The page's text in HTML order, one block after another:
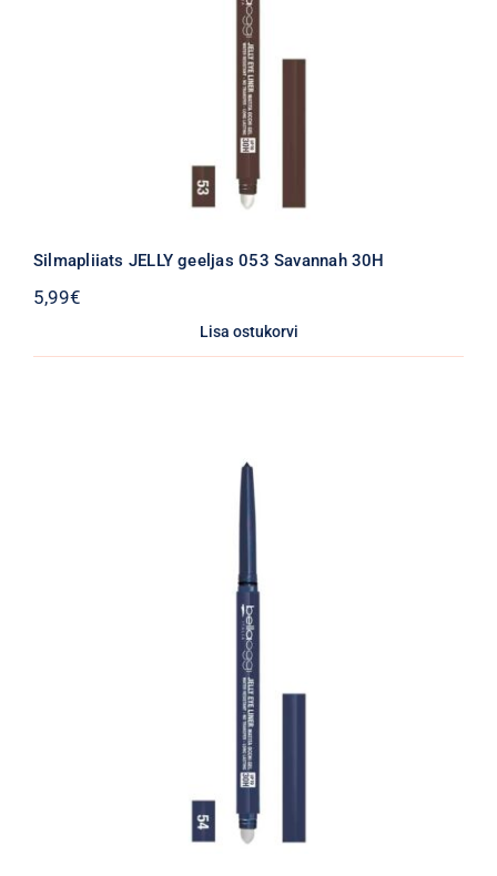
Silmapliiats JELLY geeljas 053 Savannah 30H
5,99€
Lisa ostukorvi